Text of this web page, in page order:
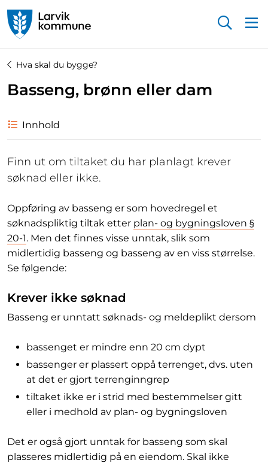
Hva skal du bygge?
Basseng, brønn eller dam
Innhold
Finn ut om tiltaket du har planlagt krever
søknad eller ikke.
Oppføring av basseng er som hovedregel et
søknadspliktig tiltak etter plan- og bygningsloven §
20-1. Men det finnes visse unntak, slik som
midlertidig basseng og basseng av en viss størrelse.
Se følgende:
Krever ikke søknad
Basseng er unntatt søknads- og meldeplikt dersom
bassenget er mindre enn 20 cm dypt
bassenger er plassert oppå terrenget, dvs. uten
at det er gjort terrenginngrep
tiltaket ikke er i strid med bestemmelser gitt
eller i medhold av plan- og bygningsloven
Det er også gjort unntak for basseng som skal
plasseres midlertidig på en eiendom. Skal ikke